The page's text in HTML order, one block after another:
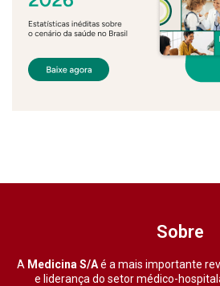
Sobre
A Medicina S/Aé a mais importante
e liderança do setor médico-